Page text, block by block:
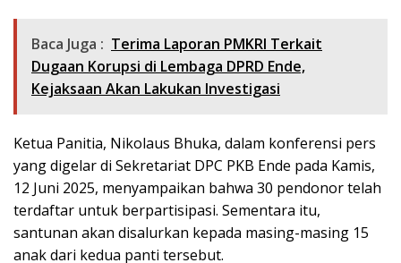
Baca Juga : Terima Laporan PMKRI Terkait
Dugaan Korupsi di Lembaga DPRD Ende,
Kejaksaan Akan Lakukan Investigasi
Ketua Panitia, Nikolaus Bhuka, dalam konferensi pers
yang digelar di Sekretariat DPC PKB Ende pada Kamis,
12 Juni 2025, menyampaikan bahwa 30 pendonor telah
terdaftar untuk berpartisipasi. Sementara itu,
santunan akan disalurkan kepada masing-masing 15
anak dari kedua panti tersebut.